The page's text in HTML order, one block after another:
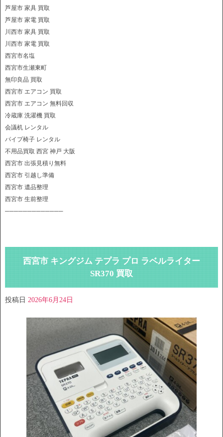
芦屋市 家具 買取
芦屋市 家電 買取
川西市 家具 買取
川西市 家電 買取
西宮市名塩
西宮市生瀬東町
無印良品 買取
西宮市 エアコン 買取
西宮市 エアコン 無料回収
冷蔵庫 洗濯機 買取
会議机 レンタル
パイプ椅子 レンタル
不用品買取 西宮 神戸 大阪
西宮市 出張見積り無料
西宮市 引越し準備
西宮市 遺品整理
西宮市 生前整理
─────────────
西宮市 キングジム テプラ プロ ラベルライター
SR370 買取
投稿日 2026年6月24日